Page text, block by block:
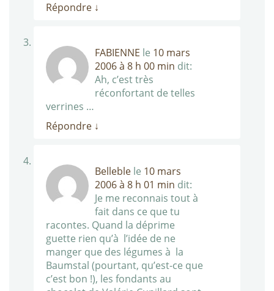
Répondre ↓
FABIENNE le 10 mars
2006 à 8 h 00 min dit:
Ah, c’est très
réconfortant de telles
verrines …
Répondre ↓
Belleble le 10 mars
2006 à 8 h 01 min dit:
Je me reconnais tout à
fait dans ce que tu
racontes. Quand la déprime
guette rien qu’à l’idée de ne
manger que des légumes à la
Baumstal (pourtant, qu’est-ce que
c’est bon !), les fondants au